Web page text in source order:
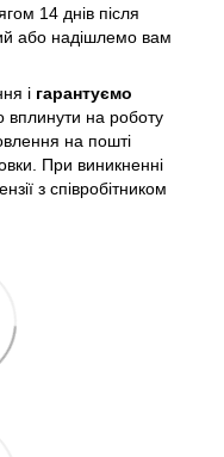
14 днів після
або надішлемо вам
і гарантуємо
вплинути на роботу
на пошті
При виникненні
з співробітником